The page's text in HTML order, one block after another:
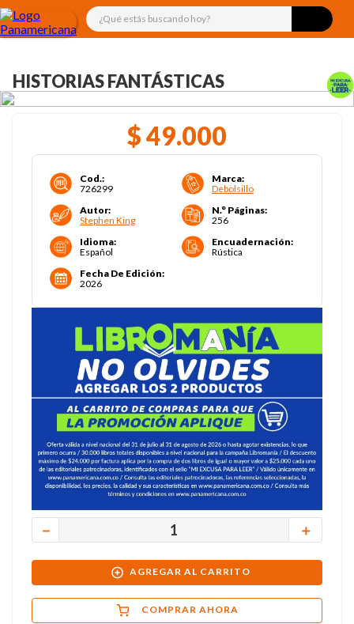
¿Qué estás buscando hoy?
HISTORIAS FANTÁSTICAS
$49.000
Cod.:
726299
Marca:
Debolsillo
Autor:
Stephen King
N.° Páginas:
256
Idioma:
Español
Encuadernación:
Rústica
Fecha De Edición:
2026
＋
－
AGREGAR AL CARRITO
COMPRAR AHORA